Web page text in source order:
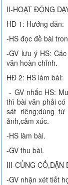
II-HOẠT ĐỘNG
HĐ 1: Hướng dẫn:
-HS đọc đề bài
-GV lưu ý HS:
văn hoàn chỉnh.
HĐ 2: HS làm bài:
- GV nhắc HS:
thì bài văn phải
sát riêng;dùng
ảnh,cảm xúc.
-HS làm bài.
-GV thu bài.
III-CỦNG CỐ,DẶN
-GV nhận xét tiết